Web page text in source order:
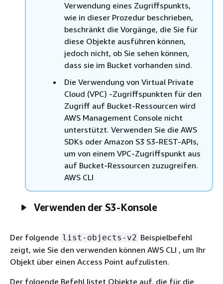
Verwendung eines Zugriffspunkts,
wie in dieser Prozedur beschrieben,
beschränkt die Vorgänge, die Sie für
diese Objekte ausführen können,
jedoch nicht, ob Sie sehen können,
dass sie im Bucket vorhanden sind.
Die Verwendung von Virtual Private
Cloud (VPC) -Zugriffspunkten für den
Zugriff auf Bucket-Ressourcen wird
AWS Management Console nicht
unterstützt. Verwenden Sie die AWS
SDKs oder Amazon S3 S3-REST-APIs,
um von einem VPC-Zugriffspunkt aus
auf Bucket-Ressourcen zuzugreifen.
AWS CLI
Verwenden der S3-Konsole
Der folgende list-objects-v2 Beispielbefehl
zeigt, wie Sie den verwenden können AWS CLI , um Ihr
Objekt über einen Access Point aufzulisten.
Der folgende Befehl listet Objekte auf, die für die